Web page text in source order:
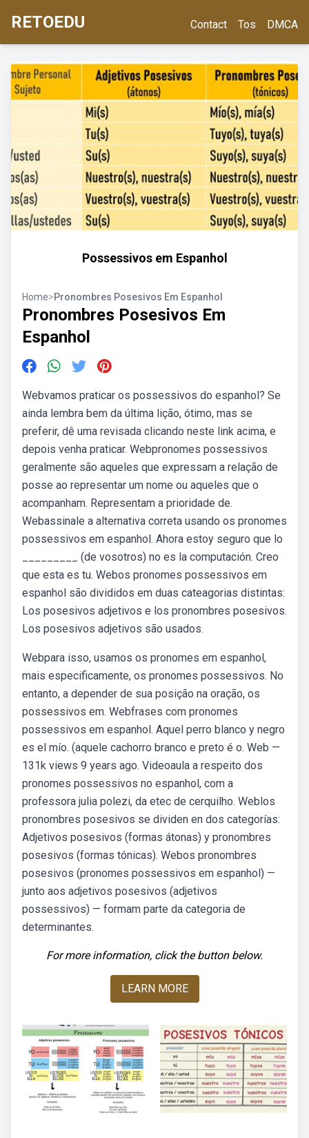
RETOEDU Contact Tos DMCA
Possessivos em Espanhol
Home>Pronombres Posesivos Em Espanhol
Pronombres Posesivos Em
Espanhol
Webvamos praticar os possessivos do espanhol? Se
ainda lembra bem da última lição, ótimo, mas se
preferir, dê uma revisada clicando neste link acima, e
depois venha praticar. Webpronomes possessivos
geralmente são aqueles que expressam a relação de
posse ao representar um nome ou aqueles que o
acompanham. Representam a prioridade de.
Webassinale a alternativa correta usando os pronomes
possessivos em espanhol. Ahora estoy seguro que lo
_________ (de vosotros) no es la computación. Creo
que esta es tu. Webos pronomes possessivos em
espanhol são divididos em duas cateagorias distintas:
Los posesivos adjetivos e los pronombres posesivos.
Los posesivos adjetivos são usados.
Webpara isso, usamos os pronomes em espanhol,
mais especificamente, os pronomes possessivos. No
entanto, a depender de sua posição na oração, os
possessivos em. Webfrases com pronomes
possessivos em espanhol. Aquel perro blanco y negro
es el mío. (aquele cachorro branco e preto é o. Web —
131k views 9 years ago. Videoaula a respeito dos
pronomes possessivos no espanhol, com a
professora julia polezi, da etec de cerquilho. Weblos
pronombres posesivos se dividen en dos categorías:
Adjetivos posesivos (formas átonas) y pronombres
posesivos (formas tónicas). Webos pronombres
posesivos (pronomes possessivos em espanhol) —
junto aos adjetivos posesivos (adjetivos
possessivos) — formam parte da categoria de
determinantes.
For more information, click the button below.
LEARN MORE